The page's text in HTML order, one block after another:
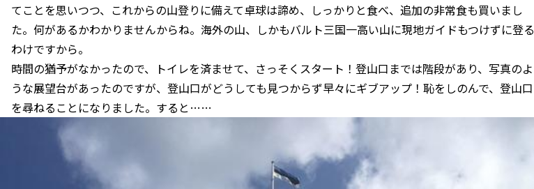
てことを思いつつ、これからの山登りに備えて卓球は諦め、しっかりと食べ、追加の非常食も買いまし
た。何があるかわかりませんからね。海外の山、しかもバルト三国一高い山に現地ガイドもつけずに登る
わけですから。
時間の猶予がなかったので、トイレを済ませて、さっそくスタート！登山口までは階段があり、写真のよ
うな展望台があったのですが、登山口がどうしても見つからず早々にギブアップ！恥をしのんで、登山口
を尋ねることになりました。すると……